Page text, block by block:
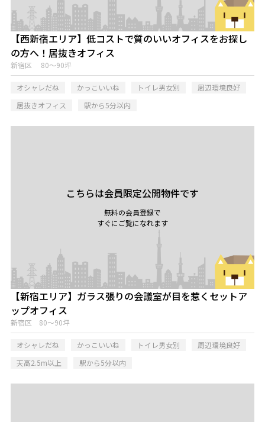
【西新宿エリア】低コストで質のいいオフィスをお探し
の方へ！居抜きオフィス
新宿区 80～90坪
オシャレだね かっこいいね トイレ男女別
周辺環境良好
居抜きオフィス
駅から5分以内
こちらは会員限定公開物件です
無料の会員登録で
すぐにご覧になれます
【新宿エリア】ガラス張りの会議室が目を惹くセットア
ップオフィス
新宿区 80～90坪
オシャレだね かっこいいね トイレ男女別
周辺環境良好
天高2.5m以上
駅から5分以内